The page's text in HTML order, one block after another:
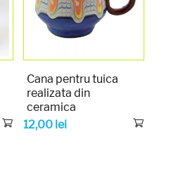
Cana pentru tuica
realizata din
ceramica
12,00 lei